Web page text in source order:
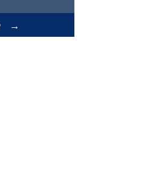
→